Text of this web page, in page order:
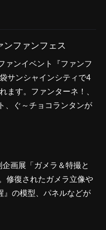
ンファンフェス
ァンイベント『ファンフ
サンシャインシティで4
ます。ファンターネ！、
、ぐ～チョコランタンが
企画展「ガメラ＆特撮と
修復されたガメラ立像や
』の模型、パネルなどが